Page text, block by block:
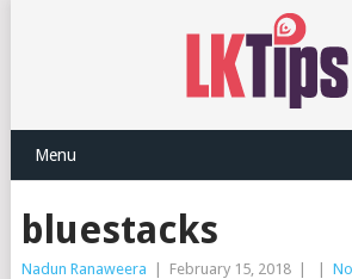
Menu
bluestacks
Nadun Ranaweera February 15, 2018